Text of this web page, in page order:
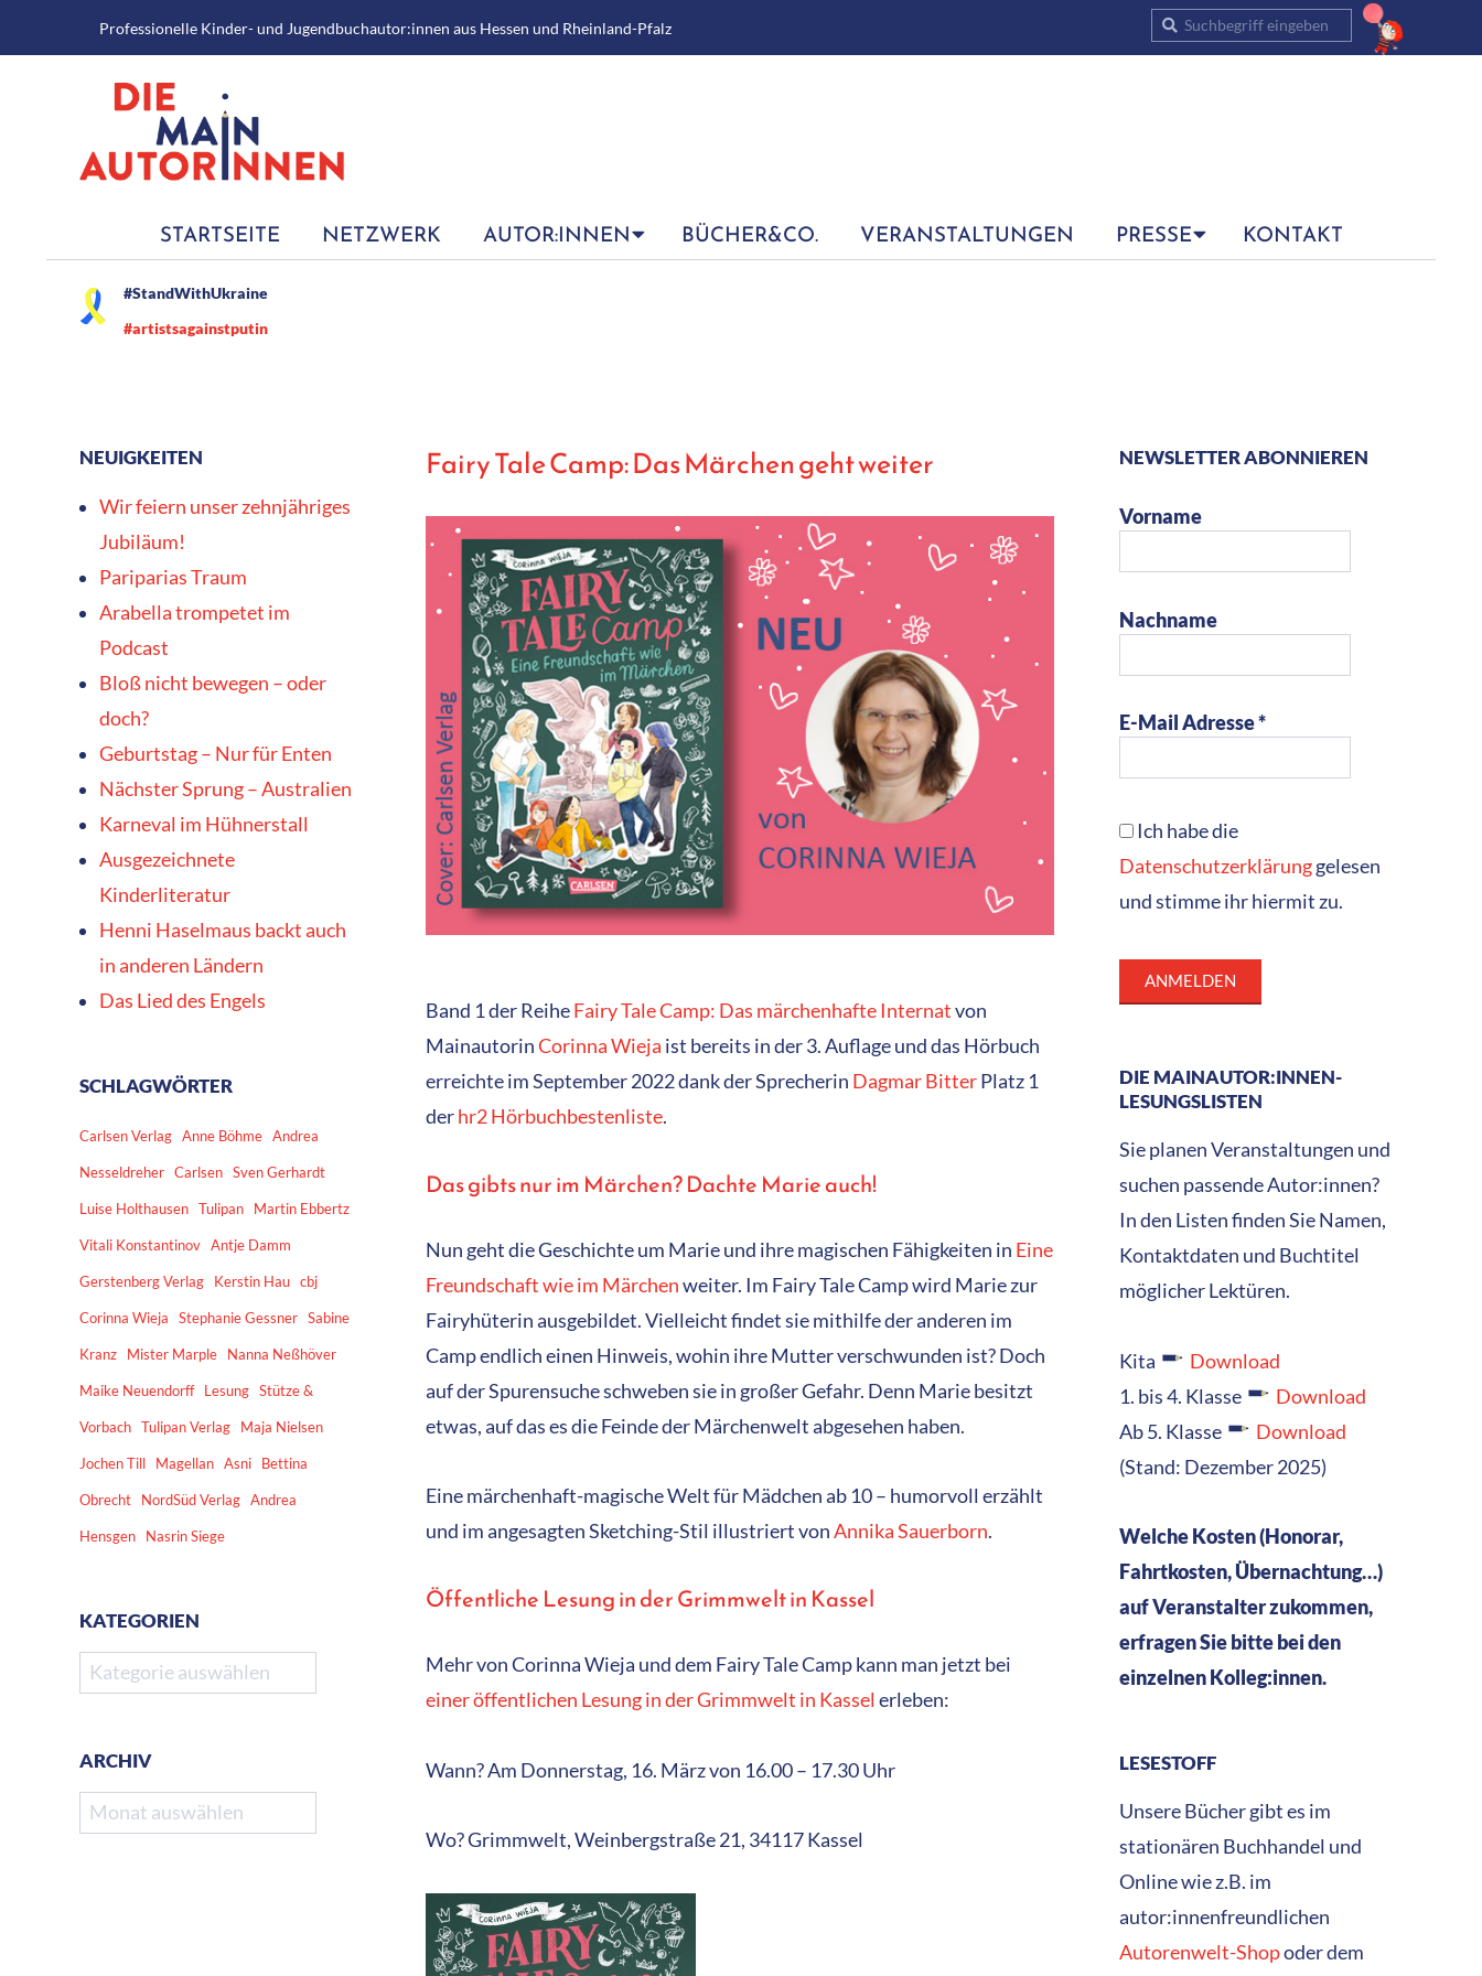
zum
Professionelle Kinder- und Jugendbuchautor:innen aus Hessen und Rheinland-Pfalz
Suche
Secondary
Navigation
Menu
STARTSEITE NETZWERK AUTOR:INNEN BÜCHER&CO. VERANSTALTUNGEN PRESSE KONTAKT
#StandWithUkraine
#artistsagainstputin
Fairy Tale Camp: Das Märchen geht weiter
Band 1 der ReiheFairy Tale Camp: Das märchenhafte Internatvon
MainautorinCorinna Wieja ist bereits in der 3. Auflage und das Hörbuch
erreichte im September 2022 dank der Sprecherin Dagmar BitterPlatz 1
derhr2 Hörbuchbestenliste.
Das gibts nur im Märchen? Dachte Marie auch!
Nun geht die Geschichte um Marie und ihre magischen Fähigkeiten in Eine
Freundschaft wie im Märchenweiter. Im Fairy Tale Camp wird Marie zur
Fairyhüterin ausgebildet. Vielleicht findet sie mithilfe der anderen im
Camp endlich einen Hinweis, wohin ihre Mutter verschwunden ist? Doch
auf der Spurensuche schweben sie in großer Gefahr. Denn Marie besitzt
etwas, auf das es die Feinde der Märchenwelt abgesehen haben.
Eine märchenhaft-magische Welt für Mädchen ab 10 – humorvoll erzählt
und im angesagten Sketching-Stil illustriert vonAnnika Sauerborn.
Öffentliche Lesung in der Grimmwelt in Kassel
Mehr von Corinna Wieja und dem Fairy Tale Camp kann man jetzt bei
einer öffentlichen Lesung in der Grimmwelt in Kassel erleben:
Wann? Am Donnerstag, 16. März von 16.00 – 17.30 Uhr
Wo? Grimmwelt, Weinbergstraße 21, 34117 Kassel
NEUIGKEITEN
Wir feiern unser zehnjähriges
Jubiläum!
Pariparias Traum
Arabella trompetet im
Podcast
Bloß nicht bewegen – oder
doch?
Geburtstag – Nur für Enten
Nächster Sprung – Australien
Karneval im Hühnerstall
Ausgezeichnete
Kinderliteratur
Henni Haselmaus backt auch
in anderen Ländern
Das Lied des Engels
SCHLAGWÖRTER
Carlsen Verlag Anne Böhme Andrea
Nesseldreher Carlsen Sven Gerhardt
Luise Holthausen Tulipan Martin Ebbertz
Vitali Konstantinov Antje Damm
Gerstenberg Verlag Kerstin Hau cbj
Corinna Wieja Stephanie Gessner Sabine
Kranz Mister Marple Nanna Neßhöver
Maike Neuendorff Lesung Stütze &
Vorbach Tulipan Verlag Maja Nielsen
Jochen Till Magellan Asni Bettina
Obrecht NordSüd Verlag Andrea
Hensgen Nasrin Siege
KATEGORIEN
Kategorien
ARCHIV
Archiv
NEWSLETTER ABONNIEREN
Vorname
Nachname
E-Mail Adresse *
Ich habe die
Datenschutzerklärunggelesen
und stimme ihr hiermit zu.
DIE MAINAUTOR:INNEN-
LESUNGSLISTEN
Sie planen Veranstaltungen und
suchen passende Autor:innen?
In den Listen finden Sie Namen,
Kontaktdaten und Buchtitel
möglicher Lektüren.
Kita
Download
1. bis 4. Klasse
Download
Ab 5. Klasse
Download
(Stand: Dezember 2025)
Welche Kosten (Honorar,
Fahrtkosten, Übernachtung…)
auf Veranstalter zukommen,
erfragen Sie bitte bei den
einzelnen Kolleg:innen.
LESESTOFF
Unsere Bücher gibt es im
stationären Buchhandel und
Online wie z.B. im
autor:innenfreundlichen
Autorenwelt-Shopoder dem